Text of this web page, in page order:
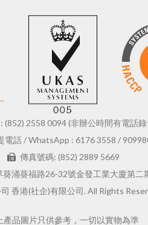
(852) 2558 0094 (非辦公時間有電話
電話 / WhatsApp : 6176 3558 /
傳真號碼: (852) 2889 5669
葵涌葵福路26-32號金發工業大廈第二
香港(社企)有限公司. All Rights
產品圖片只供參考，一切以實物為準